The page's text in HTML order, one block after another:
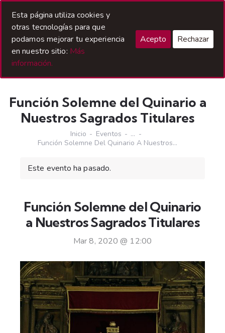
Función Solemne del Quinario a
Nuestros Sagrados Titulares
Inicio Eventos
...
Función Solemne Del Quinario A Nuestros...
Este evento ha pasado.
Función Solemne del Quinario
a Nuestros Sagrados Titulares
Mar 8, 2020 @ 12:00
Esta página utiliza cookies y
otras tecnologías para que
podamos mejorar tu experiencia
en nuestro sitio: Más
información.
Acepto Rechazar